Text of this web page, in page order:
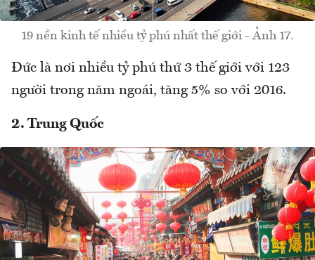
19 nền kinh tế nhiều tỷ phú nhất thế giới - Ảnh 17.
Đức là nơi nhiều tỷ phú thứ 3 thế giới với 123
người trong năm ngoái, tăng 5% so với 2016.
2. Trung Quốc